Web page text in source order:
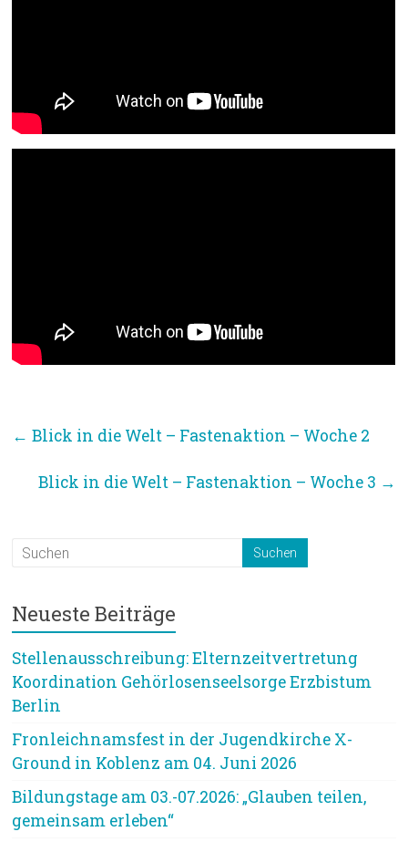
← Blick in die Welt – Fastenaktion – Woche 2
Blick in die Welt – Fastenaktion – Woche 3 →
Neueste Beiträge
Stellenausschreibung: Elternzeitvertretung
Koordination Gehörlosenseelsorge Erzbistum
Berlin
Fronleichnamsfest in der Jugendkirche X-
Ground in Koblenz am 04. Juni 2026
Bildungstage am 03.-07.2026: „Glauben teilen,
gemeinsam erleben“